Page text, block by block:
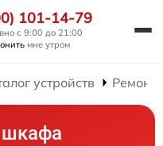
101-14-79
с 9:00 до 21:00
мне утром
устройств
шкафа